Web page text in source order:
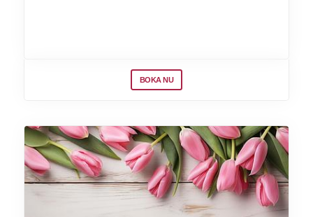
Sylt, grädde eller lönnsirap
NÅGOT SÖTT
Archie’s äppelkaka med salt karamell
Mini-citronmarängtårtor
BOKA NU